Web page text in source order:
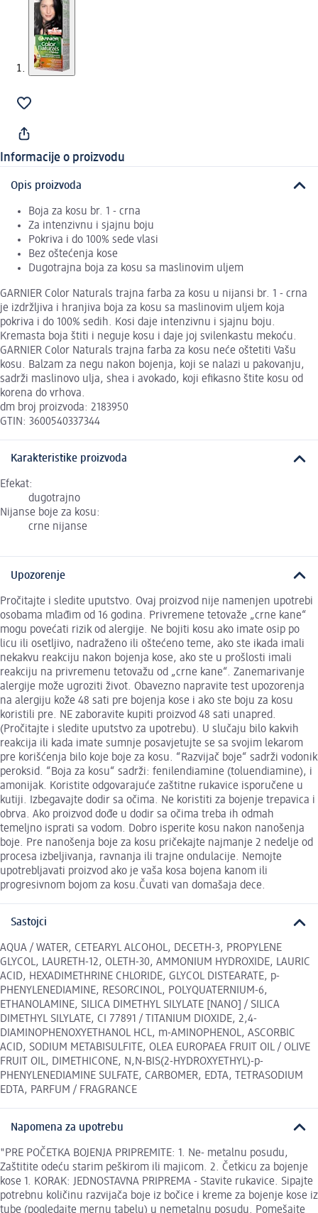
Informacije o proizvodu
Opis proizvoda
Boja za kosu br. 1 - crna
Za intenzivnu i sjajnu boju
Pokriva i do 100% sede vlasi
Bez oštećenja kose
Dugotrajna boja za kosu sa maslinovim uljem
GARNIER Color Naturals trajna farba za kosu u nijansi br. 1 - crna
je izdržljiva i hranjiva boja za kosu sa maslinovim uljem koja
pokriva i do 100% sedih. Kosi daje intenzivnu i sjajnu boju.
Kremasta boja štiti i neguje kosu i daje joj svilenkastu mekoću.
GARNIER Color Naturals trajna farba za kosu neće oštetiti Vašu
kosu. Balzam za negu nakon bojenja, koji se nalazi u pakovanju,
sadrži maslinovo ulja, shea i avokado, koji efikasno štite kosu od
korena do vrhova.
dm broj proizvoda: 2183950
GTIN: 3600540337344
Karakteristike proizvoda
Efekat:
dugotrajno
Nijanse boje za kosu:
crne nijanse
Upozorenje
Pročitajte i sledite uputstvo. Ovaj proizvod nije namenjen upotrebi
osobama mlađim od 16 godina. Privremene tetovaže „crne kane“
mogu povećati rizik od alergije. Ne bojiti kosu ako imate osip po
licu ili osetljivo, nadraženo ili oštećeno teme, ako ste ikada imali
nekakvu reakciju nakon bojenja kose, ako ste u prošlosti imali
reakciju na privremenu tetovažu od „crne kane“. Zanemarivanje
alergije može ugroziti život. Obavezno napravite test upozorenja
na alergiju kože 48 sati pre bojenja kose i ako ste boju za kosu
koristili pre. NE zaboravite kupiti proizvod 48 sati unapred.
(Pročitajte i sledite uputstvo za upotrebu). U slučaju bilo kakvih
reakcija ili kada imate sumnje posavjetujte se sa svojim lekarom
pre korišćenja bilo koje boje za kosu. “Razvijač boje“ sadrži vodonik
peroksid. “Boja za kosu“ sadrži: fenilendiamine (toluendiamine), i
amonijak. Koristite odgovarajuće zaštitne rukavice isporučene u
kutiji. Izbegavajte dodir sa očima. Ne koristiti za bojenje trepavica i
obrva. Ako proizvod dođe u dodir sa očima treba ih odmah
temeljno isprati sa vodom. Dobro isperite kosu nakon nanošenja
boje. Pre nanošenja boje za kosu pričekajte najmanje 2 nedelje od
procesa izbeljivanja, ravnanja ili trajne ondulacije. Nemojte
upotrebljavati proizvod ako je vaša kosa bojena kanom ili
progresivnom bojom za kosu.Čuvati van domašaja dece.
Sastojci
AQUA / WATER, CETEARYL ALCOHOL, DECETH-3, PROPYLENE
GLYCOL, LAURETH-12, OLETH-30, AMMONIUM HYDROXIDE, LAURIC
ACID, HEXADIMETHRINE CHLORIDE, GLYCOL DISTEARATE, p-
PHENYLENEDIAMINE, RESORCINOL, POLYQUATERNIUM-6,
ETHANOLAMINE, SILICA DIMETHYL SILYLATE [NANO] / SILICA
DIMETHYL SILYLATE, CI 77891 / TITANIUM DIOXIDE, 2,4-
DIAMINOPHENOXYETHANOL HCL, m-AMINOPHENOL, ASCORBIC
ACID, SODIUM METABISULFITE, OLEA EUROPAEA FRUIT OIL / OLIVE
FRUIT OIL, DIMETHICONE, N,N-BIS(2-HYDROXYETHYL)-p-
PHENYLENEDIAMINE SULFATE, CARBOMER, EDTA, TETRASODIUM
EDTA, PARFUM / FRAGRANCE
Napomena za upotrebu
"PRE POČETKA BOJENJA PRIPREMITE: 1. Ne- metalnu posudu,
Zaštitite odeću starim peškirom ili majicom. 2. Četkicu za bojenje
kose 1. KORAK: JEDNOSTAVNA PRIPREMA - Stavite rukavice. Sipajte
potrebnu količinu razvijača boje iz bočice i kreme za bojenje kose iz
tube (pogledajte mernu tabelu) u nemetalnu posudu. Pomešajte